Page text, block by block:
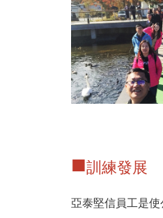
■訓練發展
亞泰堅信員工是